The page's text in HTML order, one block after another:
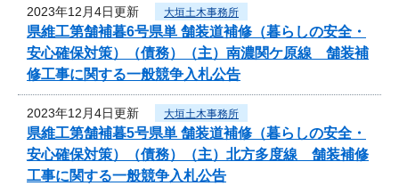
2023年12月4日更新 大垣土木事務所
県維工第舗補暮6号県単 舗装道補修（暮らしの安全・
安心確保対策）（債務）（主）南濃関ケ原線 舗装補
修工事に関する一般競争入札公告
2023年12月4日更新 大垣土木事務所
県維工第舗補暮5号県単 舗装道補修（暮らしの安全・
安心確保対策）（債務）（主）北方多度線 舗装補修
工事に関する一般競争入札公告